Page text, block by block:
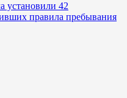
установили 42
правила пребывания